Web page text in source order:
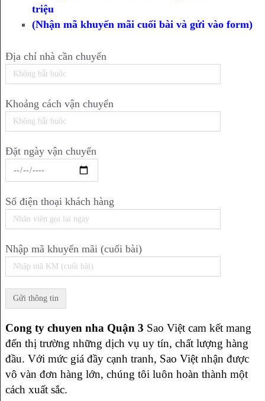
triệu
(Nhận mã khuyến mãi cuối bài và gửi vào form)
Địa chỉ nhà cần chuyển
Khoảng cách vận chuyển
Đặt ngày vận chuyển
Số điện thoại khách hàng
Nhập mã khuyến mãi (cuối bài)
Cong ty chuyen nha Quận 3 Sao Việt cam kết mang
đến thị trường những dịch vụ uy tín, chất lượng hàng
đầu. Với mức giá đầy cạnh tranh, Sao Việt nhận được
vô vàn đơn hàng lớn, chúng tôi luôn hoàn thành một
cách xuất sắc.